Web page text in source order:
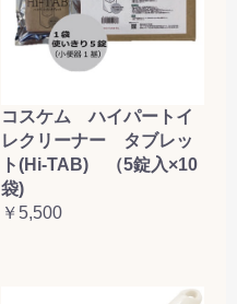
コスケム ハイパートイ
レクリーナー タブレッ
ト(Hi-TAB) （5錠入×10
袋)
￥5,500